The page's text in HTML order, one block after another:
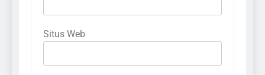
Situs Web